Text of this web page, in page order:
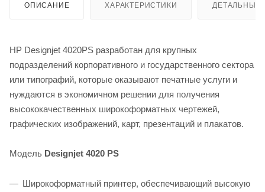
ОПИСАНИЕ ХАРАКТЕРИСТИКИ ДЕТАЛЬНЫЕ
HP Designjet 4020PS разработан для крупных
подразделений корпоративного и государственного сектора
или типографий, которые оказывают печатные услуги и
нуждаются в экономичном решении для получения
высококачественных широкоформатных чертежей,
графических изображений, карт, презентаций и плакатов.
Модель Designjet 4020 PS
Широкоформатный принтер, обеспечивающий высокую